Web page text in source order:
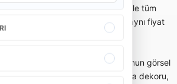
değişir. Temel süsleme paketi ile tüm
içeren kapsamlı sünnet paketi aynı fiyat
ve konsept süsleme, organizasyonun görsel
Taht modeli, arka fon, masa dekoru,